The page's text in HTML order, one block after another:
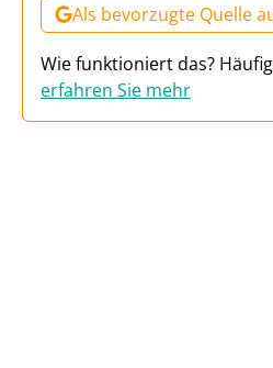
Als bevorzugte Quelle
Wie funktioniert das?
erfahren Sie mehr